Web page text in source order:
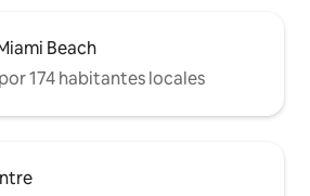
Beach
174 habitantes locales